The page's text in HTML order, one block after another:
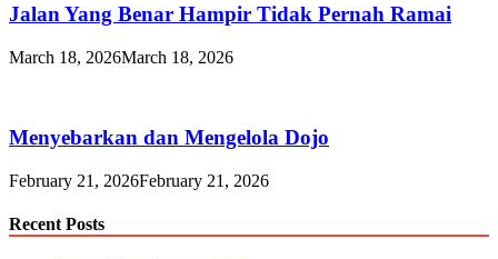
Jalan Yang Benar Hampir Tidak Pernah Ramai
March 18, 2026March 18, 2026
Menyebarkan dan Mengelola Dojo
February 21, 2026February 21, 2026
Recent Posts